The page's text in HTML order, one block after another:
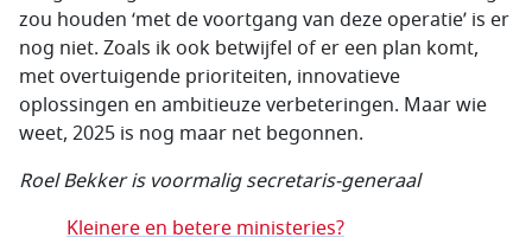
zou houden ‘met de voortgang van deze operatie’ is er
nog niet. Zoals ik ook betwijfel of er een plan komt,
met overtuigende prioriteiten, innovatieve
oplossingen en ambitieuze verbeteringen. Maar wie
weet, 2025 is nog maar net begonnen.
Roel Bekker is voormalig secretaris-generaal
Kleinere en betere ministeries?